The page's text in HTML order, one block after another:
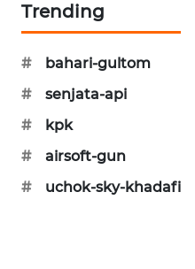
Trending
#
bahari-gultom
#
senjata-api
#
kpk
#
airsoft-gun
#
uchok-sky-khadafi
PLN
MKLI
LPKKI
LKKI